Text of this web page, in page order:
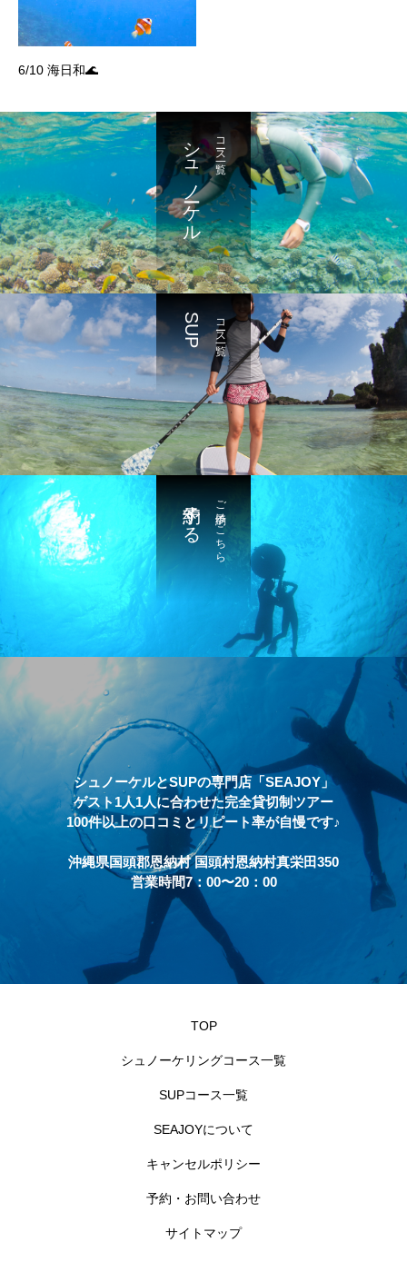
6/10 海日和🌊
コース一覧
シュノーケル
コース一覧
SUP
ご予約はこちら
予約する
シュノーケルとSUPの専門店「SEAJOY」
ゲスト1人1人に合わせた完全貸切制ツアー
100件以上の口コミとリピート率が自慢です♪
沖縄県国頭郡恩納村 国頭村恩納村真栄田350
営業時間7：00〜20：00
TOP
シュノーケリングコース一覧
SUPコース一覧
SEAJOYについて
キャンセルポリシー
予約・お問い合わせ
サイトマップ